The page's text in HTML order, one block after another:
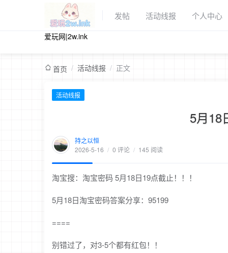
发帖 活动线报 个人中心
爱玩网|2w.ink
首页 / 活动线报 / 正文
活动线报
5月18
持之以恒
2026-5-16 / 0 评论 / 145 阅读
淘宝搜：淘宝密码 5月18日19点截止！！！
5月18日淘宝密码答案分享：95199
====
别错过了，对3-5个都有红包！！